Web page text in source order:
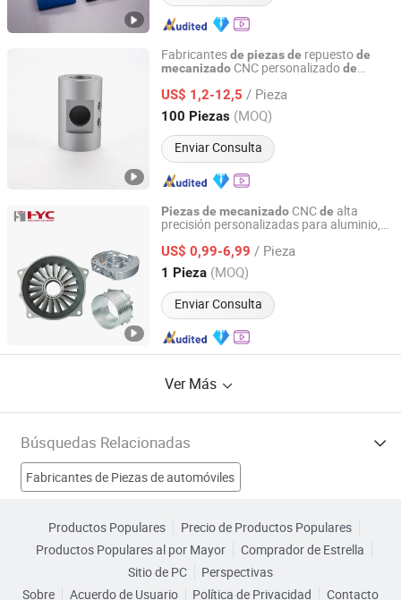
Fabricantesde piezasde repuestode
mecanizado CNC personalizadode
Tsugami
US$ 1,2-12,5 / Pieza
100 Piezas (MOQ)
Enviar Consulta
Dongguan Hanztek Metal & Plastic Co., Ltd.
Guangdong, China Desde 2025
Piezasde mecanizado CNCde alta
precisión personalizadas para aluminio,
US$ 0,99-6,99 / Pieza
1 Pieza (MOQ)
Enviar Consulta
Yingtai Precision Machinery (Dongguan) Co., Ltd.
Guangdong, China Desde 2025
Ver Más
Búsquedas Relacionadas
Fabricantes de Piezas de automóviles
Fabricantes de Parte de plástico
Productos Populares
Precio de Productos Populares
Productos Populares al por Mayor
Comprador de Estrella
Sitio de PC
Perspectivas
Sobre
Acuerdo de Usuario Política de Privacidad Contacto